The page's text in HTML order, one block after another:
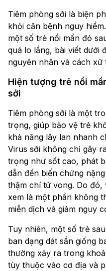
Tiêm phòng sởi là biện
khỏi căn bệnh nguy
một số trẻ nổi mẩn đỏ
quá lo lắng, bài viết dưới
nguyên nhân và cách xử
Hiện tượng trẻ nổi
sởi
Tiêm phòng sởi là một
trọng, giúp bảo vệ trẻ
khả năng lây lan nhanh
Virus sởi không chỉ gây
trọng như sốt cao, phát
dẫn đến biến chứng
thậm chí tử vong. Do đó,
xem là một phần không
miễn dịch và giảm nguy
Tuy nhiên, một số trẻ
ban dạng dát sẩn giống
thường xảy ra trong
tùy thuộc vào cơ địa và